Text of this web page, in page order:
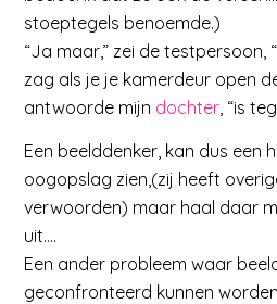
stoeptegels benoemde.)
“Ja maar,” zei de testpersoon,
zag als je je kamerdeur open
antwoorde mijn dochter, “is
Een beelddenker, kan dus een
oogopslag zien,(zij heeft
verwoorden) maar haal daar
uit….
Een ander probleem waar
geconfronteerd kunnen